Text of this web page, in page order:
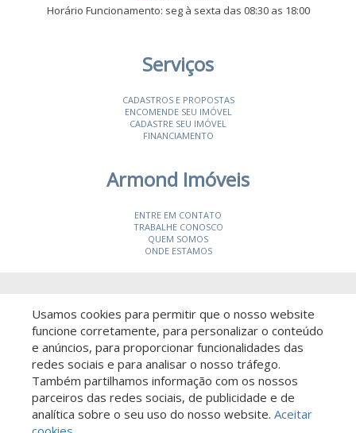
Horário Funcionamento: seg à sexta das 08:30 as 18:00
Serviços
CADASTROS E PROPOSTAS
ENCOMENDE SEU IMÓVEL
CADASTRE SEU IMÓVEL
FINANCIAMENTO
Armond Imóveis
ENTRE EM CONTATO
TRABALHE CONOSCO
QUEM SOMOS
ONDE ESTAMOS
Descomplicado por:
Usamos cookies para permitir que o nosso website
funcione corretamente, para personalizar o conteúdo
e anúncios, para proporcionar funcionalidades das
redes sociais e para analisar o nosso tráfego.
Também partilhamos informação com os nossos
parceiros das redes sociais, de publicidade e de
analítica sobre o seu uso do nosso website. Aceitar